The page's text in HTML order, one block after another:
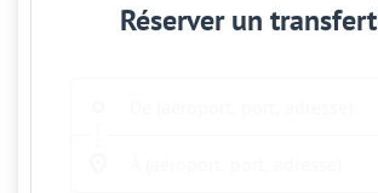
Réserver un transfert